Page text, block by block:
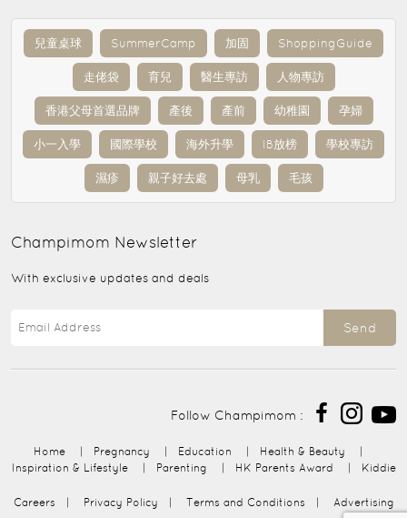
兒童桌球 SummerCamp 加固 ShoppingGuide
走佬袋 育兒 醫生專訪 人物專訪
香港父母首選品牌 產後 產前 幼稚園 孕婦
小一入學 國際學校 海外升學 IB放榜 學校專訪
濕疹 親子好去處 母乳 毛孩
Champimom Newsletter
With exclusive updates and deals
Send
Follow Champimom :
Home | Pregnancy | Education | Health & Beauty
|
Inspiration & Lifestyle
| Parenting | HK Parents Award | Kiddie
Careers | Privacy Policy | Terms and Conditions | Advertising